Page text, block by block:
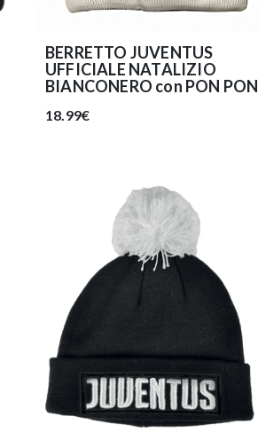
BERRETTO JUVENTUS
UFFICIALE NATALIZIO
BIANCONERO con PON PON
18.99€